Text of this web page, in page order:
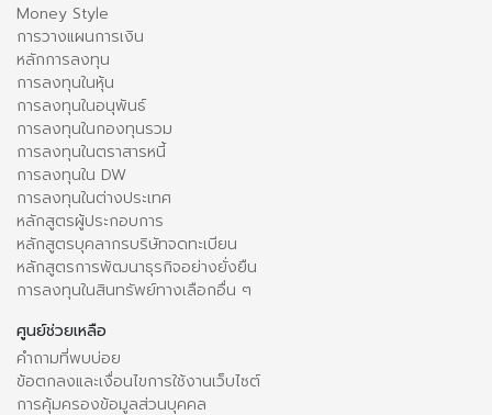
Money Style
การวางแผนการเงิน
หลักการลงทุน
การลงทุนในหุ้น
การลงทุนในอนุพันธ์
การลงทุนในกองทุนรวม
การลงทุนในตราสารหนี้
การลงทุนใน DW
การลงทุนในต่างประเทศ
หลักสูตรผู้ประกอบการ
หลักสูตรบุคลากรบริษัทจดทะเบียน
หลักสูตรการพัฒนาธุรกิจอย่างยั่งยืน
การลงทุนในสินทรัพย์ทางเลือกอื่น ๆ
ศูนย์ช่วยเหลือ
คำถามที่พบบ่อย
ข้อตกลงและเงื่อนไขการใช้งานเว็บไซต์
การคุ้มครองข้อมูลส่วนบุคคล